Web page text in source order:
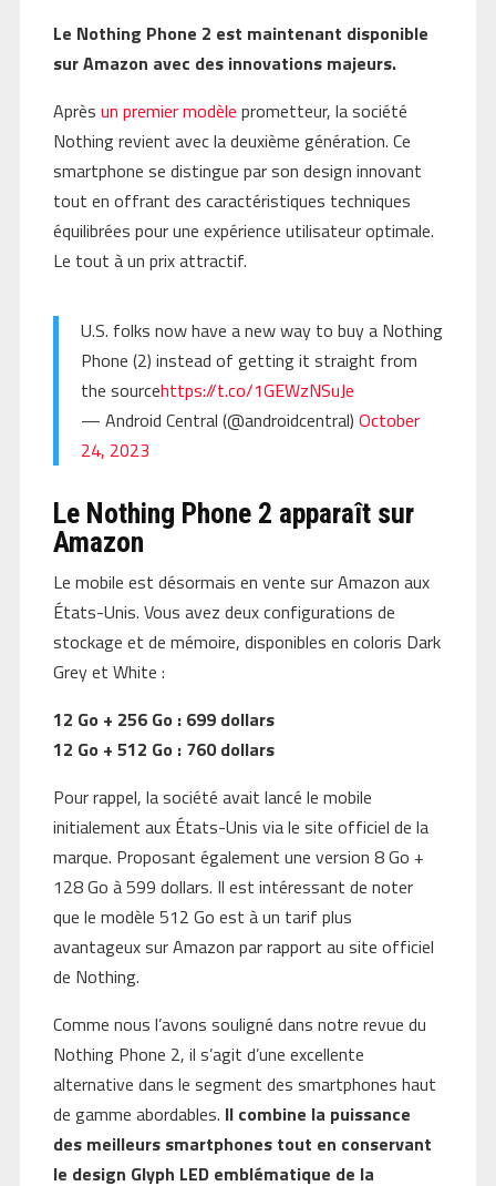
Le Nothing Phone 2 est maintenant disponible
sur Amazon avec des innovations majeurs.
Après un premier modèle prometteur, la société
Nothing revient avec la deuxième génération. Ce
smartphone se distingue par son design innovant
tout en offrant des caractéristiques techniques
équilibrées pour une expérience utilisateur optimale.
Le tout à un prix attractif.
U.S. folks now have a new way to buy a Nothing
Phone (2) instead of getting it straight from
the sourcehttps://t.co/1GEWzNSuJe
— Android Central (@androidcentral) October
24, 2023
Le Nothing Phone 2 apparaît sur
Amazon
Le mobile est désormais en vente sur Amazon aux
États-Unis. Vous avez deux configurations de
stockage et de mémoire, disponibles en coloris Dark
Grey et White :
12 Go + 256 Go : 699 dollars
12 Go + 512 Go : 760 dollars
Pour rappel, la société avait lancé le mobile
initialement aux États-Unis via le site officiel de la
marque. Proposant également une version 8 Go +
128 Go à 599 dollars. Il est intéressant de noter
que le modèle 512 Go est à un tarif plus
avantageux sur Amazon par rapport au site officiel
de Nothing.
Comme nous l’avons souligné dans notre revue du
Nothing Phone 2, il s’agit d’une excellente
alternative dans le segment des smartphones haut
de gamme abordables. Il combine la puissance
des meilleurs smartphones tout en conservant
le design Glyph LED emblématique de la